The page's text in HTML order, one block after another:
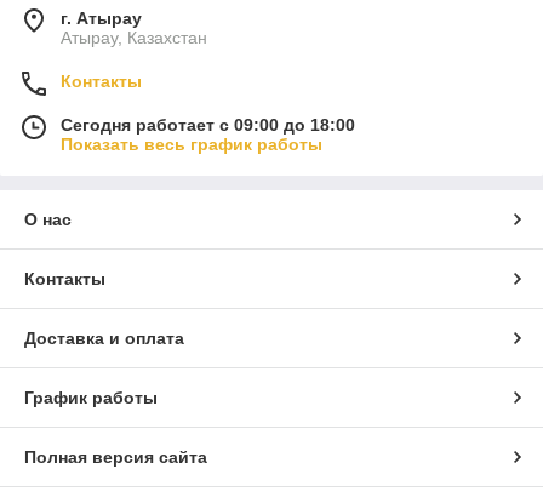
г. Атырау
Атырау, Казахстан
Контакты
Сегодня работает с 09:00 до 18:00
Показать весь график работы
О нас
Контакты
Доставка и оплата
График работы
Полная версия сайта